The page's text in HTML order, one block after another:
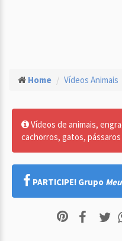
Home Vídeos Animais
Vídeos de animais,
cachorros, gatos, pássaros
PARTICIPE! Grupo